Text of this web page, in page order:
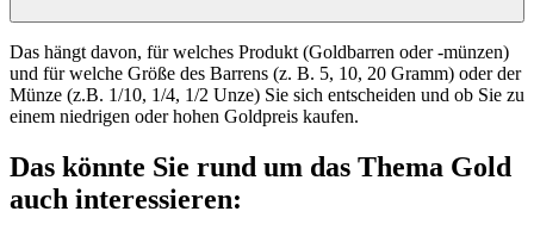
Das hängt davon, für welches Produkt (Goldbarren oder -münzen)
und für welche Größe des Barrens (z. B. 5, 10, 20 Gramm) oder der
Münze (z.B. 1/10, 1/4, 1/2 Unze) Sie sich entscheiden und ob Sie zu
einem niedrigen oder hohen Goldpreis kaufen.
Das könnte Sie rund um das Thema Gold
auch interessieren: